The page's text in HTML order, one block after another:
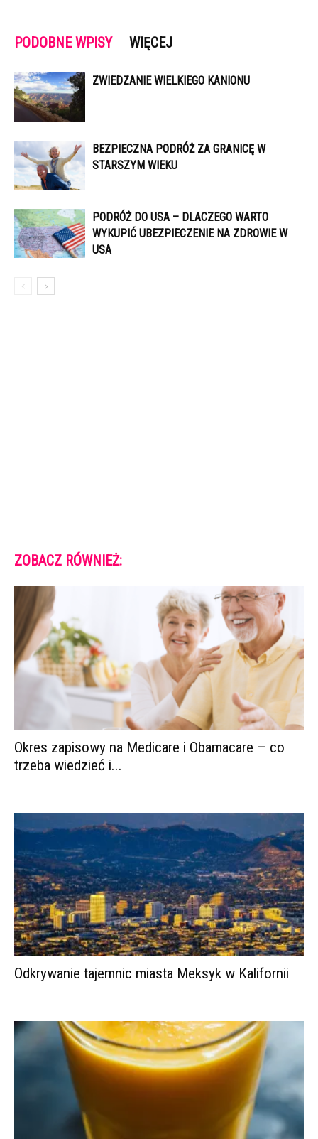
PODOBNE WPISY WIĘCEJ
ZWIEDZANIE WIELKIEGO KANIONU
BEZPIECZNA PODRÓŻ ZA GRANICĘ W
STARSZYM WIEKU
PODRÓŻ DO USA – DLACZEGO WARTO
WYKUPIĆ UBEZPIECZENIE NA ZDROWIE W
USA
ZOBACZ RÓWNIEŻ:
Okres zapisowy na Medicare i Obamacare – co
trzeba wiedzieć i...
Odkrywanie tajemnic miasta Meksyk w Kalifornii